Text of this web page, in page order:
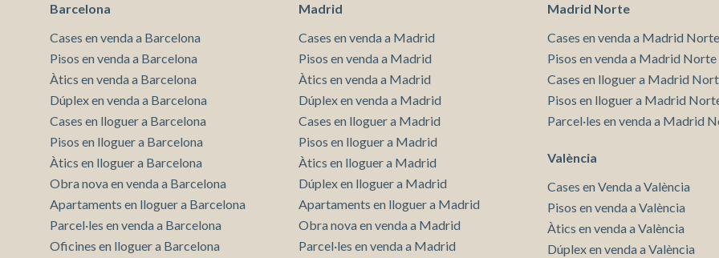
Barcelona
Cases en venda a Barcelona
Pisos en venda a Barcelona
Àtics en venda a Barcelona
Dúplex en venda a Barcelona
Cases en lloguer a Barcelona
Pisos en lloguer a Barcelona
Àtics en lloguer a Barcelona
Obra nova en venda a Barcelona
Apartaments en lloguer a Barcelona
Parcel·les en venda a Barcelona
Oficines en lloguer a Barcelona
Madrid
Cases en venda a Madrid
Pisos en venda a Madrid
Àtics en venda a Madrid
Dúplex en venda a Madrid
Cases en lloguer a Madrid
Pisos en lloguer a Madrid
Àtics en lloguer a Madrid
Dúplex en lloguer a Madrid
Apartaments en lloguer a Madrid
Obra nova en venda a Madrid
Parcel·les en venda a Madrid
Madrid Norte
Cases en venda a Madrid Norte
Pisos en venda a Madrid Norte
Cases en lloguer a Madrid
Pisos en lloguer a Madrid
Parcel·les en venda a Madrid
València
Cases en Venda a València
Pisos en venda a València
Àtics en venda a València
Dúplex en venda a València
preferències i les eleccions personals de l'usuari a través de l'observació
navegació al lloc web i mostrar publicitat relacionada amb el perfil de
Acceptar totes